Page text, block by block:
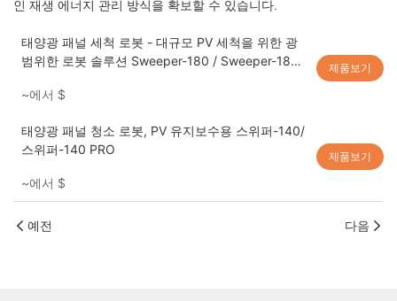
인 재생 에너지 관리 방식을 확보할 수 있습니다.
태양광 패널 세척 로봇 - 대규모 PV 세척을 위한 광
범위한 로봇 솔루션 Sweeper-180 / Sweeper-180
~에서 $
제품보기
태양광 패널 청소 로봇, PV 유지보수용 스위퍼-140/
스위퍼-140 PRO
~에서 $
제품보기
예전 다음